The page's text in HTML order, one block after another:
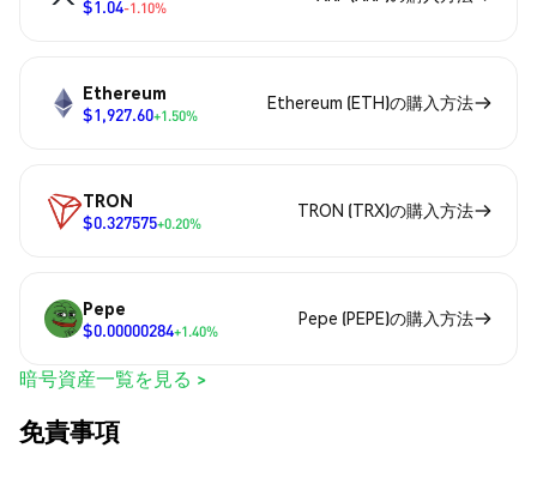
$1.04-1.10%
Ethereum
$1,927.60+1.50%
Ethereum (ETH)の購入方法
TRON
$0.327575+0.20%
TRON (TRX)の購入方法
Pepe
$0.00000284+1.40%
Pepe (PEPE)の購入方法
暗号資産一覧を見る >
免責事項